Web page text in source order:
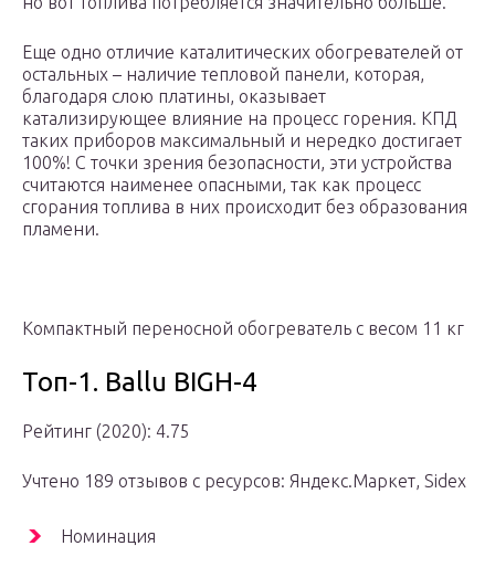
Еще одно отличие каталитических обогревателей от
остальных – наличие тепловой панели, которая,
благодаря слою платины, оказывает
катализирующее влияние на процесс горения. КПД
таких приборов максимальный и нередко достигает
100%! С точки зрения безопасности, эти устройства
считаются наименее опасными, так как процесс
сгорания топлива в них происходит без образования
пламени.
Компактный переносной обогреватель с весом 11 кг
Топ-1. Ballu BIGH-4
Рейтинг (2020): 4.75
Учтено 189 отзывов с ресурсов: Яндекс.Маркет, Sidex
Номинация